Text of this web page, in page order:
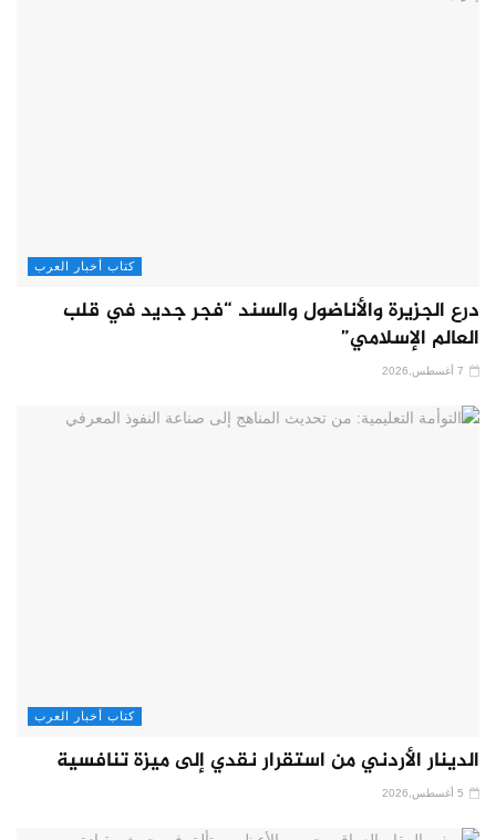
كتاب أخبار العرب
درع الجزيرة والأناضول والسند “فجر جديد في قلب
العالم الإسلامي”
كتاب أخبار العرب
الدينار الأردني من استقرار نقدي إلى ميزة تنافسية